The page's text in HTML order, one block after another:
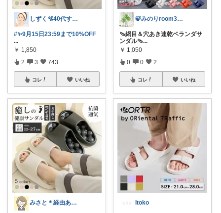
しずく🫧40代すっぴん美肌＆ダイエット
#✨️9月15日23:59まで10%OFF
...
￥ 1,850
2 3 743
コレ いいね
みさと＊経由ありがとうございます🧡
🍃みのりroom303🍃
🩴網目＆穴あき速乾ベランダサ
ンダル🩴 ​...
￥ 1,050
0 0 2
コレ いいね
Itoko